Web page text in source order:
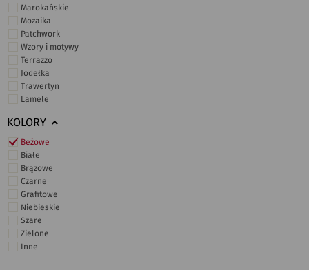
Marokańskie
Mozaika
Patchwork
Wzory i motywy
Terrazzo
Jodełka
Trawertyn
Lamele
KOLORY
Beżowe
Białe
Brązowe
Czarne
Grafitowe
Niebieskie
Szare
Zielone
Inne